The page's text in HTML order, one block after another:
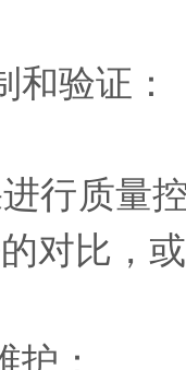
验证：
质量控
对比，
：